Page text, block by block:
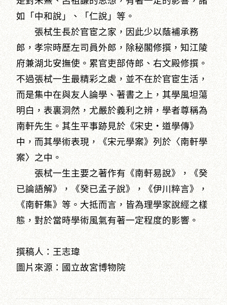
如「中和說」、「仁說」等。
張栻生長於官宦之家，因此少以蔭補承務
郎，孝宗時歷左司員外郎，除秘閣修撰，知江陵
府兼湖北安撫使。累官吏部侍郎、右文殿修撰。
不過張栻一生最精彩之處，並不在於官宦生活，
而是集中在與友人論學、著書之上，其學風坦蕩
明白，表裏洞然，尤嚴於義利之辨，學者尊稱為
南軒先生。其生平事跡見於《宋史‧道學傳》
中，而其學術表現，《宋元學案》列於〈南軒學
案〉之中。
張栻一生主要之著作有《南軒易說》，《癸
已論語解》，《癸已孟子說》，《伊川粹言》，
《南軒集》等。大抵而言，皆為理學家說經之樣
態，對於當時學術風氣有著一定程度的影響。
撰稿人：王志瑋
圖片來源：國立故宮博物院